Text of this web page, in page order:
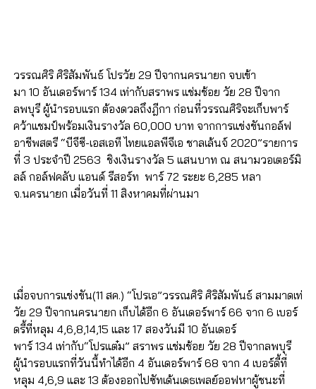
วรรณศิริ ศิริสัมพันธ์ โปรวัย 29 ปีจากนครนายก จบเข้า
มา 10 อันเดอร์พาร์ 134 เท่ากับสราพร แช่มช้อย วัย 28 ปีจาก
ลพบุรี ผู้นำรอบแรก ต้องดวลถึงฎีกา ก่อนที่วรรณศิริจะเก็บพาร์
คว้าแชมป์พร้อมเงินรางวัล 60,000 บาท จากการแข่งขันกอล์ฟ
อาชีพสตรี “บีจีซี-เอสเอที ไทยแอลพีจีเอ ชาลเล้นจ์ 2020”รายการ
ที่ 3 ประจำปี 2563 ชิงเงินรางวัล 5 แสนบาท ณ สนามวอเตอร์มิ
ลล์ กอล์ฟคลับ แอนด์ รีสอร์ท พาร์ 72 ระยะ 6,285 หลา
จ.นครนายก เมื่อวันที่ 11 สิงหาคมที่ผ่านมา
เมื่อจบการแข่งขัน(11 สค.) “โปรเอ”วรรณศิริ ศิริสัมพันธ์ สามมาดเท่
วัย 29 ปีจากนครนายก เก็บได้อีก 6 อันเดอร์พาร์ 66 จาก 6 เบอร์
ดรี้ที่หลุม 4,6,8,14,15 และ 17 สองวันมี 10 อันเดอร์
พาร์ 134 เท่ากับ“โปรแต๋ม” สราพร แช่มช้อย วัย 28 ปีจากลพบุรี
ผู้นำรอบแรกที่วันนี้ทำได้อีก 4 อันเดอร์พาร์ 68 จาก 4 เบอร์ดี้ที่
หลุม 4,6,9 และ 13 ต้องออกไปซัทเด้นเดธเพลย์ออฟหาผู้ชนะที่